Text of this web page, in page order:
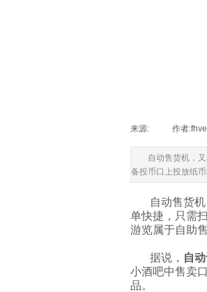
来源: 作者:
自动售货机，
备投币口上投放纸
自动售货机
单快捷，只需
游览属于自助
据说， 自
小酒吧中售卖
品。